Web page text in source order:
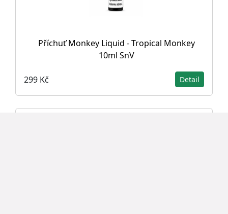
Příchuť Monkey Liquid - Tropical Monkey
10ml SnV
299 Kč Detail